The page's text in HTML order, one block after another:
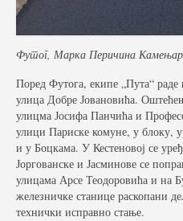
Футог, Марка Перичина
Поред Футога, екипе „Пута“ раде
улица Добре Јовановића.
улицма Јосифа Панчића и
улици Париске комуне, у блоку,
и у Боцкама. У Кестеновој се
Јоргованске и Јасминове се
улицама Арсе Теодоровића и на
железничке станице раскопани
технички исправно стање.